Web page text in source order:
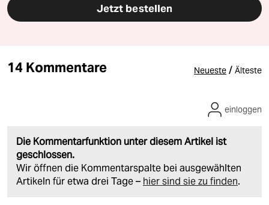
Jetzt bestellen
14 Kommentare Neueste / Älteste
Die Kommentarfunktion unter diesem Artikel ist
geschlossen.
Wir öffnen die Kommentarspalte bei ausgewählten
Artikeln für etwa drei Tage – hier sind sie zu finden.
einloggen